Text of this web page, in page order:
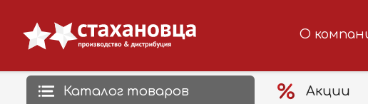
О
Каталог товаров Акции